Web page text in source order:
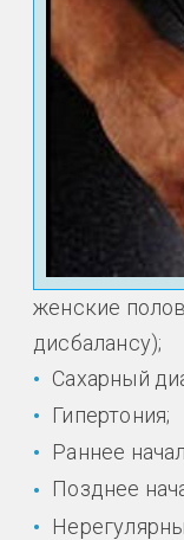
женские
дисбалансу);
Сахарный
Гипертония;
Раннее
Позднее